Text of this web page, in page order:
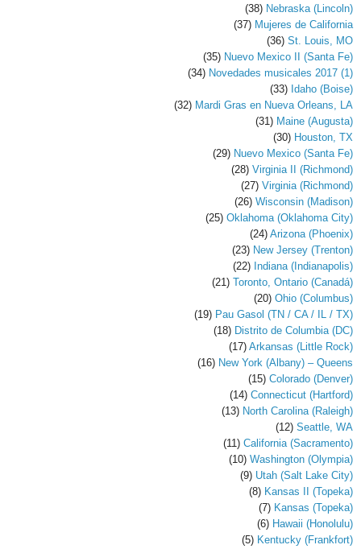
(38) Nebraska (Lincoln)
(37) Mujeres de California
(36) St. Louis, MO
(35) Nuevo Mexico II (Santa Fe)
(34) Novedades musicales 2017 (1)
(33) Idaho (Boise)
(32) Mardi Gras en Nueva Orleans, LA
(31) Maine (Augusta)
(30) Houston, TX
(29) Nuevo Mexico (Santa Fe)
(28) Virginia II (Richmond)
(27) Virginia (Richmond)
(26) Wisconsin (Madison)
(25) Oklahoma (Oklahoma City)
(24) Arizona (Phoenix)
(23) New Jersey (Trenton)
(22) Indiana (Indianapolis)
(21) Toronto, Ontario (Canadá)
(20) Ohio (Columbus)
(19) Pau Gasol (TN / CA / IL / TX)
(18) Distrito de Columbia (DC)
(17) Arkansas (Little Rock)
(16) New York (Albany) – Queens
(15) Colorado (Denver)
(14) Connecticut (Hartford)
(13) North Carolina (Raleigh)
(12) Seattle, WA
(11) California (Sacramento)
(10) Washington (Olympia)
(9) Utah (Salt Lake City)
(8) Kansas II (Topeka)
(7) Kansas (Topeka)
(6) Hawaii (Honolulu)
(5) Kentucky (Frankfort)